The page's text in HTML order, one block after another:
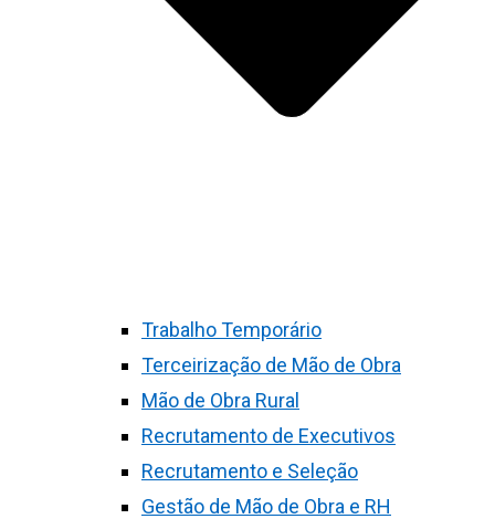
Trabalho Temporário
Terceirização de Mão de Obra
Mão de Obra Rural
Recrutamento de Executivos
Recrutamento e Seleção
Gestão de Mão de Obra e RH